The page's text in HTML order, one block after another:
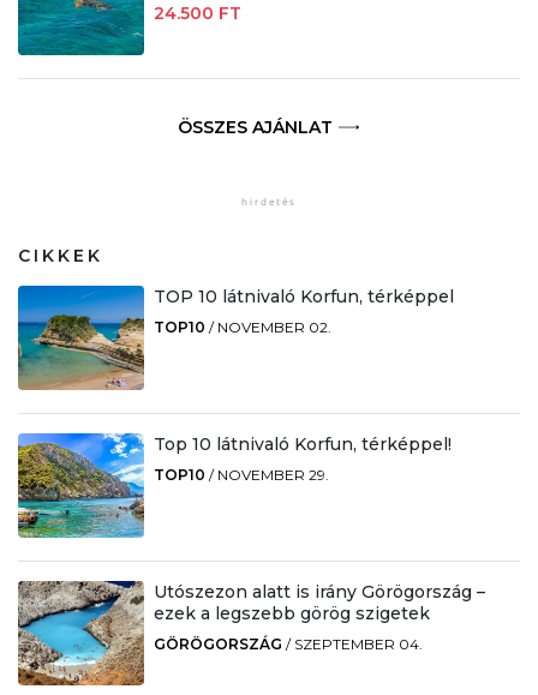
24.500 FT
ÖSSZES AJÁNLAT
CIKKEK
TOP 10 látnivaló Korfun, térképpel
TOP10 / NOVEMBER 02.
Top 10 látnivaló Korfun, térképpel!
TOP10 / NOVEMBER 29.
Utószezon alatt is irány Görögország –
ezek a legszebb görög szigetek
GÖRÖGORSZÁG / SZEPTEMBER 04.